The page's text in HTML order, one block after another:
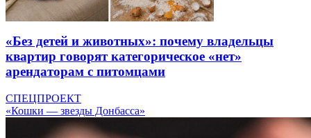
«Без детей и животных»: почему владельцы
квартир говорят категорическое «нет»
арендаторам с питомцами
СПЕЦПРОЕКТ
«Кошки — звезды Донбасса»